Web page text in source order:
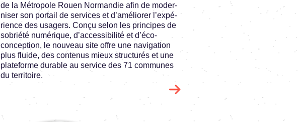
de la Métro­pole Rouen Norman­die afin de moder­
ni­ser son portail de services et d’amé­lio­rer l’ex­pé­
rience des usagers. Conçu selon les prin­cipes de
sobriété numé­rique, d’ac­ces­si­bi­lité et d’éco-
concep­tion, le nouveau site offre une navi­ga­tion
plus fluide, des conte­nus mieux struc­tu­rés et une
plate­forme durable au service des 71 communes
du terri­toire.